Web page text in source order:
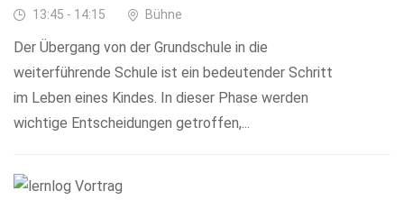
13:45 - 14:15 Bühne
Der Übergang von der Grundschule in die
weiterführende Schule ist ein bedeutender Schritt
im Leben eines Kindes. In dieser Phase werden
wichtige Entscheidungen getroffen,...